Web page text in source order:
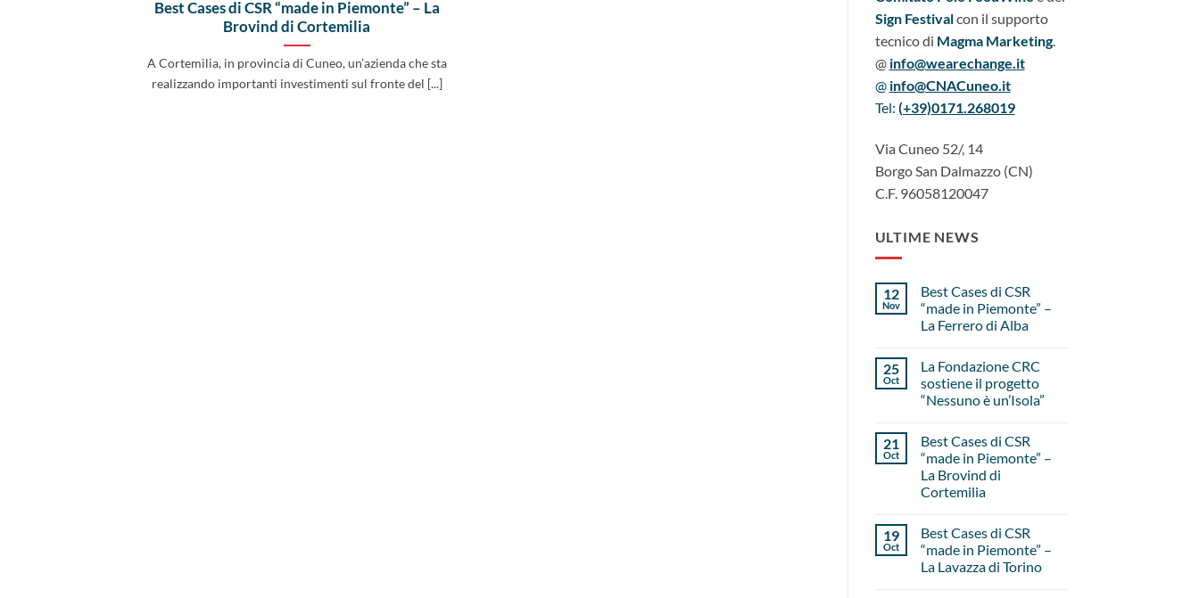
Best Cases di CSR “made in Piemonte” – La
Brovind di Cortemilia
A Cortemilia, in provincia di Cuneo, un’azienda che sta
realizzando importanti investimenti sul fronte del [...]
Sign Festivalcon il supporto
tecnico di Magma Marketing.
@ info@wearechange.it
@ info@CNACuneo.it
Tel: (+39)0171.268019
Via Cuneo 52/, 14
Borgo San Dalmazzo (CN)
C.F. 96058120047
ULTIME NEWS
12
Nov
Best Cases di CSR
“made in Piemonte” –
La Ferrero di Alba
25
Oct
La Fondazione CRC
sostiene il progetto
“Nessuno è un’Isola”
21
Oct
Best Cases di CSR
“made in Piemonte” –
La Brovind di
Cortemilia
19
Oct
Best Cases di CSR
“made in Piemonte” –
La Lavazza di Torino